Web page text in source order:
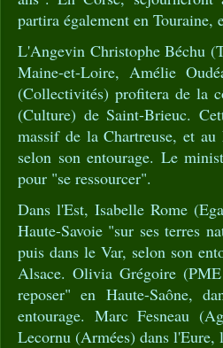
partira également en Touraine,
L'Angevin Christophe Béchu
Maine-et-Loire, Amélie
(Collectivités) profitera de la
(Culture) de Saint-Brieuc.
massif de la Chartreuse, et
selon son entourage. Le
pour "se ressourcer".
Dans l'Est, Isabelle Rome
Haute-Savoie "sur ses terres
puis dans le Var, selon son
Alsace. Olivia Grégoire
reposer" en Haute-Saône,
entourage. Marc Fesneau
Lecornu (Armées) dans l'Eure,